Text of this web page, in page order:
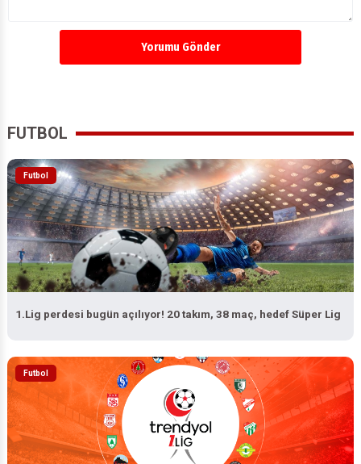
Yorumu Gönder
FUTBOL
Futbol
1.Lig perdesi bugün açılıyor! 20 takım, 38 maç, hedef Süper Lig
Futbol